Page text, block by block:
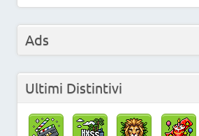
Ads
Ultimi Distintivi